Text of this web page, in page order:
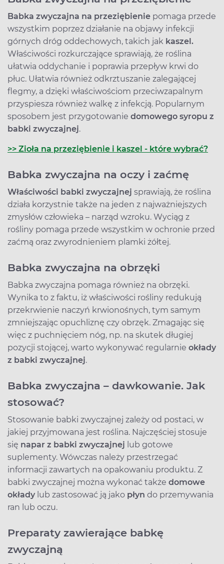
Babka zwyczajna na przeziębienie pomaga przede
wszystkim poprzez działanie na objawy infekcji
górnych dróg oddechowych, takich jak kaszel.
Właściwości rozkurczające sprawiają, że roślina
ułatwia oddychanie i poprawia przepływ krwi do
płuc. Ułatwia również odkrztuszanie zalegającej
flegmy, a dzięki właściwościom przeciwzapalnym
przyspiesza również walkę z infekcją. Popularnym
sposobem jest przygotowanie domowego syropu z
babki zwyczajnej.
>> Zioła na przeziębienie i kaszel - które wybrać?
Babka zwyczajna na oczy i zaćmę
Właściwości babki zwyczajnej sprawiają, że roślina
działa korzystnie także na jeden z najważniejszych
zmysłów człowieka – narząd wzroku. Wyciąg z
rośliny pomaga przede wszystkim w ochronie przed
zaćmą oraz zwyrodnieniem plamki żółtej.
Babka zwyczajna na obrzęki
Babka zwyczajna pomaga również na obrzęki.
Wynika to z faktu, iż właściwości rośliny redukują
przekrwienie naczyń krwionośnych, tym samym
zmniejszając opuchliznę czy obrzęk. Zmagając się
więc z puchnięciem nóg, np. na skutek długiej
pozycji stojącej, warto wykonywać regularnie okłady
z babki zwyczajnej.
Babka zwyczajna – dawkowanie. Jak
stosować?
Stosowanie babki zwyczajnej zależy od postaci, w
jakiej przyjmowana jest roślina. Najczęściej stosuje
się napar z babki zwyczajnej lub gotowe
suplementy. Wówczas należy przestrzegać
informacji zawartych na opakowaniu produktu. Z
babki zwyczajnej można wykonać także domowe
okłady lub zastosować ją jako płyn do przemywania
ran lub oczu.
Preparaty zawierające babkę
zwyczajną